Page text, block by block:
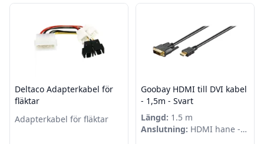
Deltaco Adapterkabel för
fläktar
Adapterkabel för fläktar
Goobay HDMI till DVI kabel
- 1,5m - Svart
Längd: 1.5 m
Anslutning: HDMI hane -